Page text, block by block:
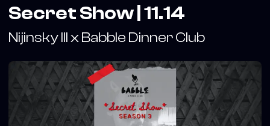
Secret Show | 11.14
Nijinsky III x Babble Dinner Club